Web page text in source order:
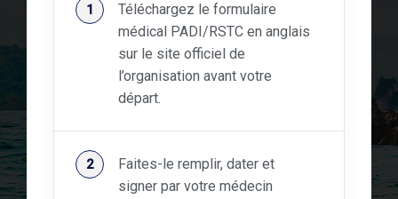
Téléchargez le formulaire
médical PADI/RSTC en anglais
sur le site officiel de
l’organisation avant votre
départ.
Faites-le remplir, dater et
signer par votre médecin